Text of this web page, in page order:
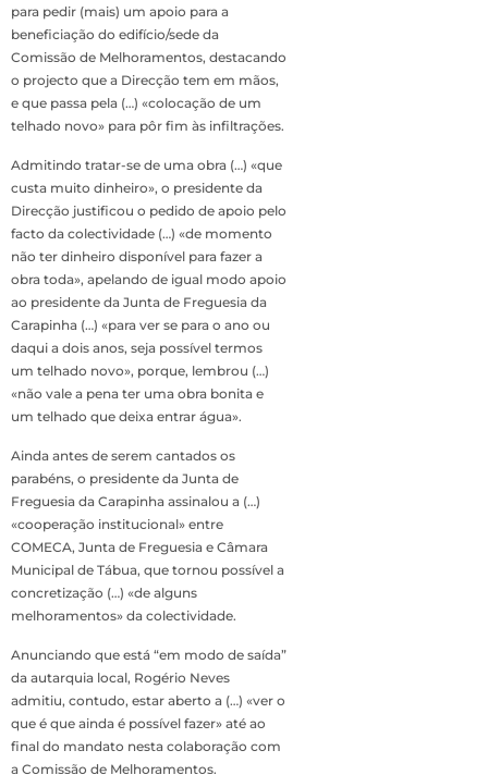
para pedir (mais) um apoio para a
beneficiação do edifício/sede da
Comissão de Melhoramentos, destacando
o projecto que a Direcção tem em mãos,
e que passa pela (…) «colocação de um
telhado novo» para pôr fim às infiltrações.
Admitindo tratar-se de uma obra (…) «que
custa muito dinheiro», o presidente da
Direcção justificou o pedido de apoio pelo
facto da colectividade (…) «de momento
não ter dinheiro disponível para fazer a
obra toda», apelando de igual modo apoio
ao presidente da Junta de Freguesia da
Carapinha (…) «para ver se para o ano ou
daqui a dois anos, seja possível termos
um telhado novo», porque, lembrou (…)
«não vale a pena ter uma obra bonita e
um telhado que deixa entrar água».
Ainda antes de serem cantados os
parabéns, o presidente da Junta de
Freguesia da Carapinha assinalou a (…)
«cooperação institucional» entre
COMECA, Junta de Freguesia e Câmara
Municipal de Tábua, que tornou possível a
concretização (…) «de alguns
melhoramentos» da colectividade.
Anunciando que está “em modo de saída”
da autarquia local, Rogério Neves
admitiu, contudo, estar aberto a (…) «ver o
que é que ainda é possível fazer» até ao
final do mandato nesta colaboração com
a Comissão de Melhoramentos.